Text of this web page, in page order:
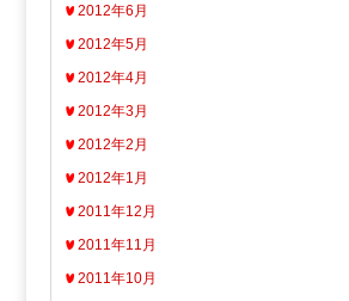
2012年6月
2012年5月
2012年4月
2012年3月
2012年2月
2012年1月
2011年12月
2011年11月
2011年10月